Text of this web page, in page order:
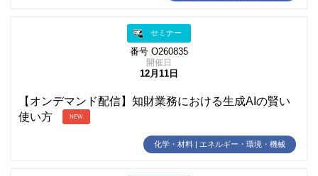
セミナー
番号 O260835
開催日
12月11日
【オンデマンド配信】知財業務における生成AIの賢い
使い方
NEW
化学・材料 | エネルギー・環境・機械